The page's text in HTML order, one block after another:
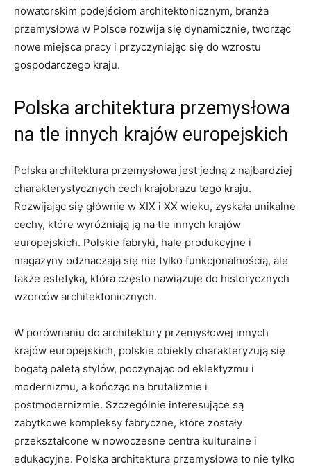
nowatorskim podejściom architektonicznym, branża
przemysłowa w Polsce rozwija się dynamicznie, tworząc
nowe miejsca pracy i przyczyniając się do wzrostu
gospodarczego kraju.
Polska architektura przemysłowa
na tle innych krajów europejskich
Polska architektura przemysłowa jest jedną z najbardziej
charakterystycznych cech krajobrazu tego kraju.
Rozwijając się głównie w XIX i XX wieku, zyskała unikalne
cechy, które wyróżniają ją na tle innych krajów
europejskich. Polskie fabryki, hale produkcyjne i
magazyny odznaczają się nie tylko funkcjonalnością, ale
także estetyką, która często nawiązuje do historycznych
wzorców architektonicznych.
W porównaniu do architektury przemysłowej innych
krajów europejskich, polskie obiekty charakteryzują się
bogatą paletą stylów, poczynając od eklektyzmu i
modernizmu, a kończąc na brutalizmie i
postmodernizmie. Szczególnie interesujące są
zabytkowe kompleksy fabryczne, które zostały
przekształcone w nowoczesne centra kulturalne i
edukacyjne. Polska architektura przemysłowa to nie tylko